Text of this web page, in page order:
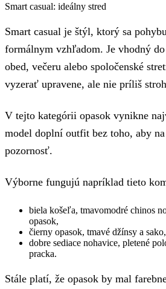
Smart casual: ideálny stred
Smart casual je štýl, ktorý sa
formálnym vzhľadom. Je vhodný
obed, večeru alebo spoločenské
vyzerať upravene, ale nie príliš
V tejto kategórii opasok vynikne
model doplní outfit bez toho, aby
pozornosť.
Výborne fungujú napríklad tieto
biela košeľa, tmavomodré chinos
opasok,
čierny opasok, tmavé džínsy a sako,
dobre sediace nohavice, pletené
pracka.
Stále platí, že opasok by mal